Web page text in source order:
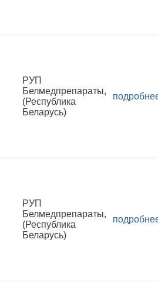
РУП
Белмедпрепараты,
(Республика
Беларусь)
РУП
Белмедпрепараты,
(Республика
Беларусь)